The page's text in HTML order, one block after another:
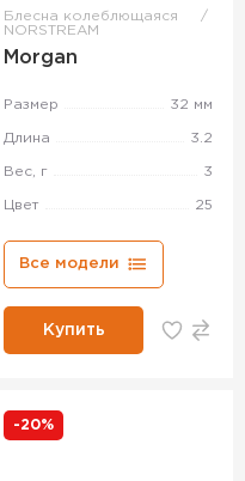
Блесна колеблющаяся
NORSTREAM
Morgan
Размер 32 мм
Длина 3.2
Вес, г 3
Цвет 25
Все модели
Купить
-20%